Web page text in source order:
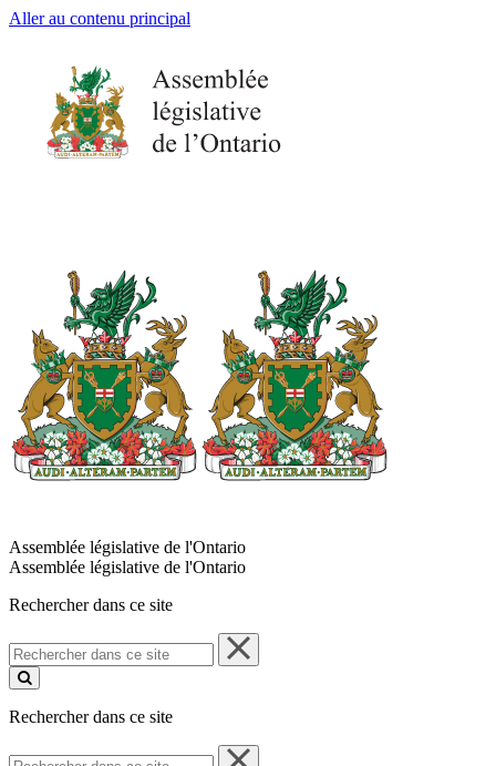
Aller au contenu principal
Assemblée législative de l'Ontario
Assemblée législative de l'Ontario
Rechercher dans ce site
Rechercher
dans
ce
Rechercher dans ce site
Rechercher